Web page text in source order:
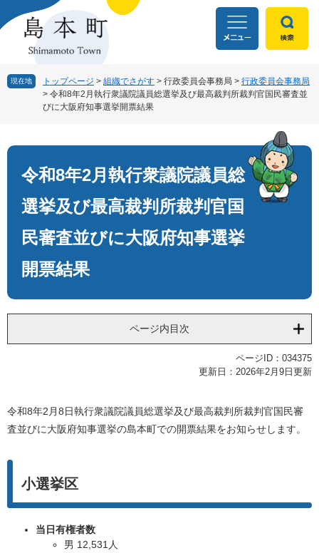
ー
ニ
現在地 トップページ > 組織でさがす > 行政委員会事務局 > 行政委員会事務局
> 令和8年2月執行衆議院議員総選挙及び最高裁判所裁判官国民審査並
びに大阪府知事選挙開票結果
文
令和8年2月執行衆議院議員総
選挙及び最高裁判所裁判官国
民審査並びに大阪府知事選挙
開票結果
ページ内目次
ページID：034375
更新日：2026年2月9日更新
令和8年2月8日執行衆議院議員総選挙及び最高裁判所裁判官国民審
査並びに大阪府知事選挙の島本町での開票結果をお知らせします。
小選挙区
当日有権者数
男 12,531人